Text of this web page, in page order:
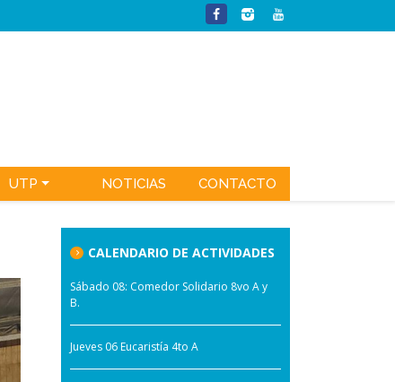
UTP NOTICIAS CONTACTO
CALENDARIO DE ACTIVIDADES
Sábado 08: Comedor Solidario 8vo A y
B.
Jueves 06 Eucaristía 4to A